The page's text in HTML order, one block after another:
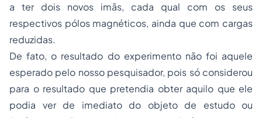
a ter dois novos imãs, cada qual com os seus
respectivos pólos magnéticos, ainda que com cargas
reduzidas.
De fato, o resultado do experimento não foi aquele
esperado pelo nosso pesquisador, pois só considerou
para o resultado que pretendia obter aquilo que ele
podia ver de imediato do objeto de estudo ou